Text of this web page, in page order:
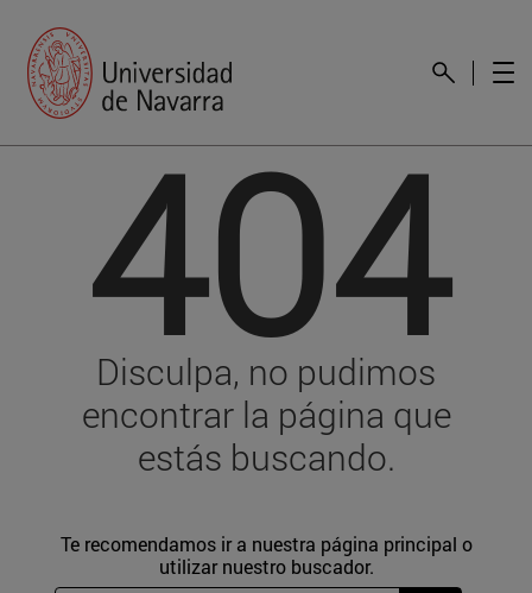
404
Disculpa, no pudimos
encontrar la página que
estás buscando.
Te recomendamos ir a nuestra página principal o
utilizar nuestro buscador.